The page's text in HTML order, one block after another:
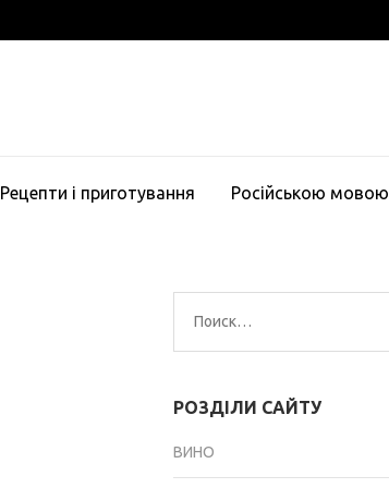
Рецепти і приготування Російською мовою
Найти:
РОЗДІЛИ САЙТУ
ВИНО